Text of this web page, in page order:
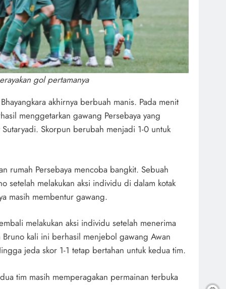
gol pertamanya
akhirnya berbuah manis. Pada menit
menggetarkan gawang Persebaya yang
Skorpun berubah menjadi 1-0 untuk
rumah Persebaya mencoba bangkit. Sebuah
setelah melakukan aksi individu di dalam kotak
masih membentur gawang.
melakukan aksi individu setelah menerima
kali ini berhasil menjebol gawang Awan
jeda skor 1-1 tetap bertahan untuk kedua tim.
tim masih memperagakan permainan terbuka